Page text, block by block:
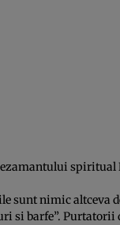
spiritual
sunt nimic altceva
si barfe”. Purtatorii